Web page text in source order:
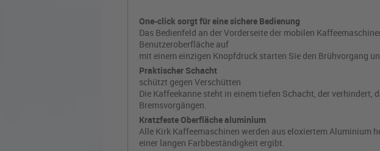
One-click sorgt für eine sichere Bedienung
Das Bedienfeld an der Vorderseite der mobilen
Benutzeroberfläche auf
mit einem einzigen Knopfdruck starten Sie den Brühvorgang
Praktischer Schacht
schützt gegen Verschütten
Die Kaffeekanne steht in einem tiefen Schacht, der
Bremsvorgängen.
Kratzfeste Oberfläche aluminium
Alle Kirk Kaffeemaschinen werden aus eloxiertem Aluminium
einer langen Farbbeständigkeit ergibt.